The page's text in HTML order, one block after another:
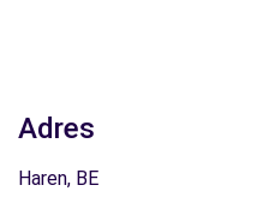
Adres
Haren, BE